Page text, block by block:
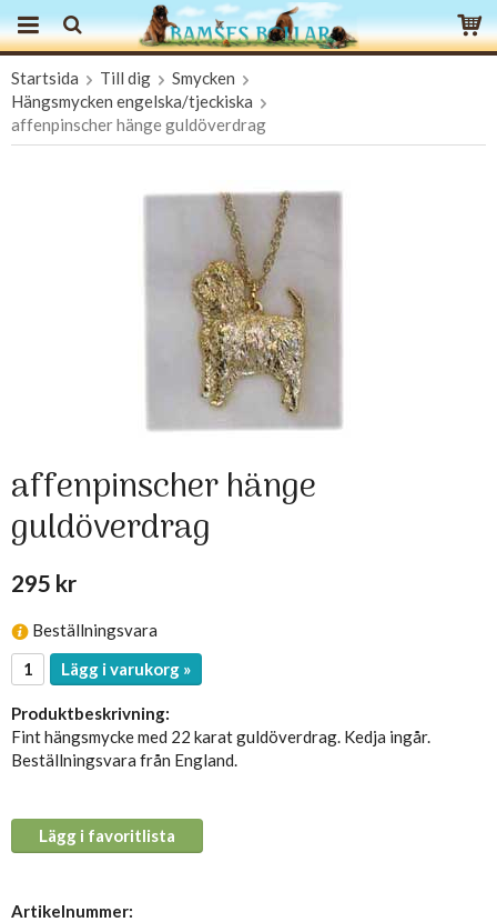
Produkten har blivit tillagd i varukorgen
Startsida Till dig
Smycken
Hängsmycken engelska/tjeckiska
affenpinscher hänge guldöverdrag
affenpinscher hänge
guldöverdrag
295 kr
Beställningsvara
Lägg i varukorg »
Produktbeskrivning:
Fint hängsmycke med 22 karat guldöverdrag. Kedja ingår.
Beställningsvara från England.
Lägg i favoritlista
Artikelnummer: